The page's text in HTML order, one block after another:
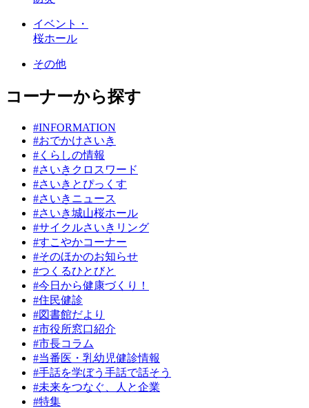
イベント・
桜ホール
その他
コーナーから探す
#INFORMATION
#おでかけさいき
#くらしの情報
#さいきクロスワード
#さいきとぴっくす
#さいきニュース
#さいき城山桜ホール
#サイクルさいきリング
#すこやかコーナー
#そのほかのお知らせ
#つくるひとびと
#今日から健康づくり！
#住民健診
#図書館だより
#市役所窓口紹介
#市長コラム
#当番医・乳幼児健診情報
#手話を学ぼう手話で話そう
#未来をつなぐ、人と企業
#特集